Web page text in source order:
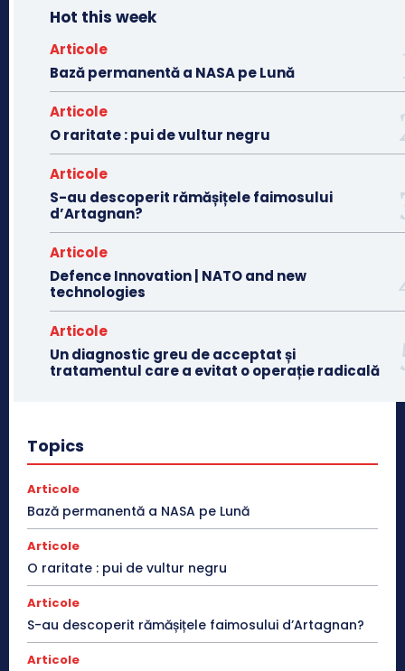
Hot this week
Articole
Bază permanentă a NASA pe Lună
Articole
O raritate : pui de vultur negru
Articole
S-au descoperit rămășițele faimosului
d’Artagnan?
Articole
Defence Innovation | NATO and new
technologies
Articole
Un diagnostic greu de acceptat și
tratamentul care a evitat o operație radicală
Topics
Articole
Bază permanentă a NASA pe Lună
Articole
O raritate : pui de vultur negru
Articole
S-au descoperit rămășițele faimosului d’Artagnan?
Articole